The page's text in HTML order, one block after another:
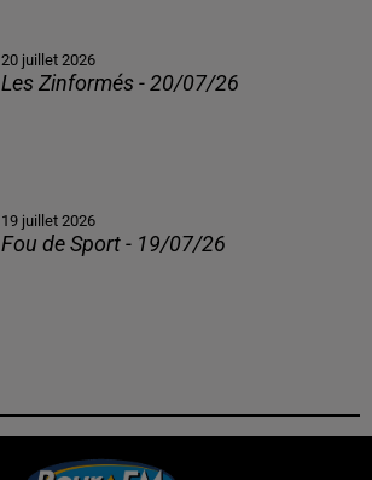
20 juillet 2026
Les Zinformés - 20/07/26
19 juillet 2026
Fou de Sport - 19/07/26